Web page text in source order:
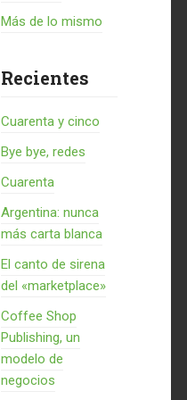
Más de lo mismo
Recientes
Cuarenta y cinco
Bye bye, redes
Cuarenta
Argentina: nunca
más carta blanca
El canto de sirena
del «marketplace»
Coffee Shop
Publishing, un
modelo de
negocios